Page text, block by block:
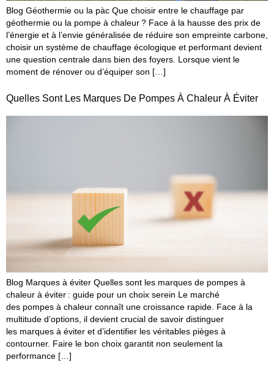
Blog Géothermie ou la pàc Que choisir entre le chauffage par
géothermie ou la pompe à chaleur ? Face à la hausse des prix de
l’énergie et à l’envie généralisée de réduire son empreinte carbone,
choisir un système de chauffage écologique et performant devient
une question centrale dans bien des foyers. Lorsque vient le
moment de rénover ou d’équiper son […]
Quelles Sont Les Marques De Pompes À Chaleur À Éviter
Blog Marques à éviter Quelles sont les marques de pompes à
chaleur à éviter : guide pour un choix serein Le marché
des pompes à chaleur connaît une croissance rapide. Face à la
multitude d’options, il devient crucial de savoir distinguer
les marques à éviter et d’identifier les véritables pièges à
contourner. Faire le bon choix garantit non seulement la
performance […]